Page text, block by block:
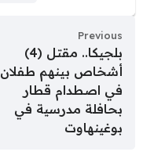
Previous
بلجيكا.. مقتل (4)
أشخاص بينهم طفلان
في اصطدام قطار
بحافلة مدرسية في
بوغينهاوت